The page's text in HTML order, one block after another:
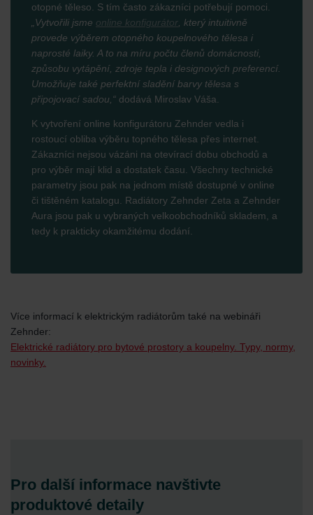
otopné těleso. S tím často zákazníci potřebují pomoci.
„Vytvořili jsme online konfigurátor, který intuitivně
provede výběrem otopného koupelnového tělesa i
naprosté laiky. A to na míru počtu členů domácnosti,
způsobu vytápění, zdroje tepla i designových preferencí.
Umožňuje také perfektní sladění barvy tělesa s
připojovací sadou,“ dodává Miroslav Váša.
K vytvoření online konfigurátoru Zehnder vedla i
rostoucí obliba výběru topného tělesa přes internet.
Zákazníci nejsou vázáni na otevírací dobu obchodů a
pro výběr mají klid a dostatek času. Všechny technické
parametry jsou pak na jednom místě dostupné v online
či tištěném katalogu. Radiátory Zehnder Zeta a Zehnder
Aura jsou pak u vybraných velkoobchodníků skladem, a
tedy k prakticky okamžitému dodání.
Více informací k elektrickým radiátorům také na webináři
Zehnder:
Elektrické radiátory pro bytové prostory a koupelny. Typy, normy,
novinky.
Pro další informace navštivte
produktové detaily